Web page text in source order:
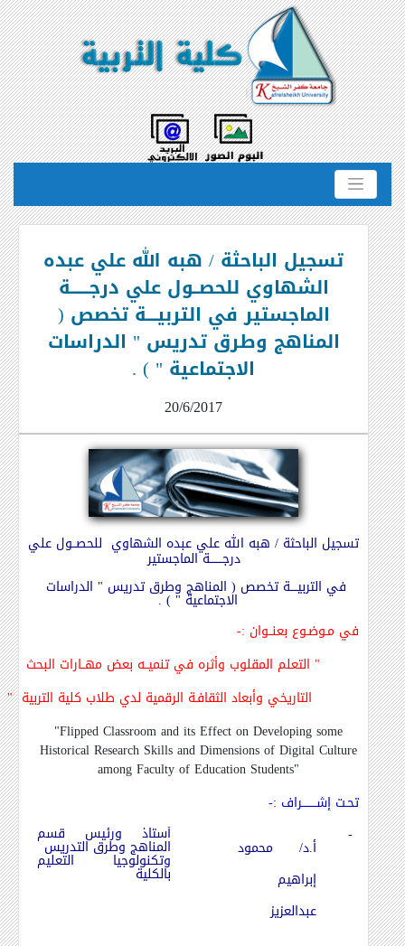
تسجيل الباحثة / هبه الله علي عبده
الشهاوي للحصــول علي درجـــــــة
الماجستير في التربيــــة تخصص (
المناهج وطرق تدريس " الدراسات
الاجتماعية " ) .
20/6/2017
تسجيل الباحثة / هبه الله علي عبده الشهاوي للحصــول علي
درجـــــــة الماجستير
في التربيــــة تخصص ( المناهج وطرق تدريس " الدراسات
الاجتماعية " ) .
في مـوضـوع بعنــوان :-
" التعلم المقلوب وأثره في تنميــه بعض مهــارات البحث
التاريخي وأبعاد الثقافـة الرقمية لدي طلاب كلية التربية"
"Flipped Classroom and its Effect on Developing some
Historical Research Skills and Dimensions of Digital Culture
among Faculty of Education Students"
تحـت إشــــــــراف :-
-
أ.د/ محمود
إبراهيم
عبدالعزيز
أستاذ ورئيس قسم
المناهج وطرق التدريس
وتكنولوجيا التعليم
بالكلية